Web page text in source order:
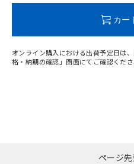
カー
オンライン購入における出荷予定日は
格・納期の確認」画面にてご確認くださ
ページ